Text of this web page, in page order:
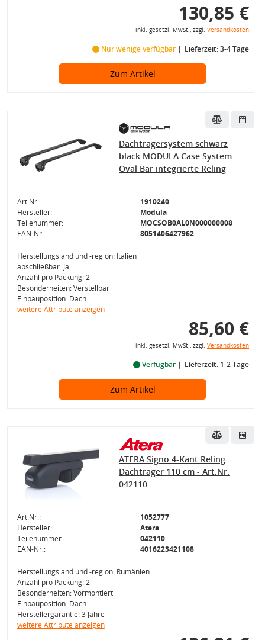
130,85 €
inkl. gesetzl. MwSt., zzgl. Versandkosten
Nur wenige verfügbar Lieferzeit: 3-4 Tage
Zum Artikel
Dachträgersystem schwarz
black MODULA Case System
Oval Bar integrierte Reling
Art.Nr.:
1910240
Hersteller:
Modula
Teilenummer:
MOCSOB0AL0N000000008
EAN-Nr.:
8051406427962
Herstellungsland und -region: Italien
abschließbar: Ja
Anzahl pro Packung: 2
Besonderheiten: Verstellbar
Einbauposition: Dach
weitere Attribute anzeigen
85,60 €
inkl. gesetzl. MwSt., zzgl. Versandkosten
Verfügbar Lieferzeit: 1-2 Tage
Zum Artikel
ATERA Signo 4-Kant Reling
Dachträger 110 cm - Art.Nr.
042110
Art.Nr.:
1052777
Hersteller:
Atera
Teilenummer:
042110
EAN-Nr.:
4016223421108
Herstellungsland und -region: Rumänien
Anzahl pro Packung: 2
Besonderheiten: Vormontiert
Einbauposition: Dach
Herstellergarantie: 3 Jahre
weitere Attribute anzeigen